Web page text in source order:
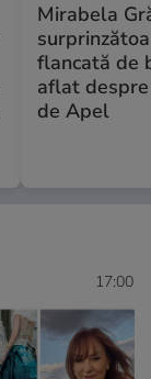
Mirabela
flancată de
aflat
de Apel
17:00